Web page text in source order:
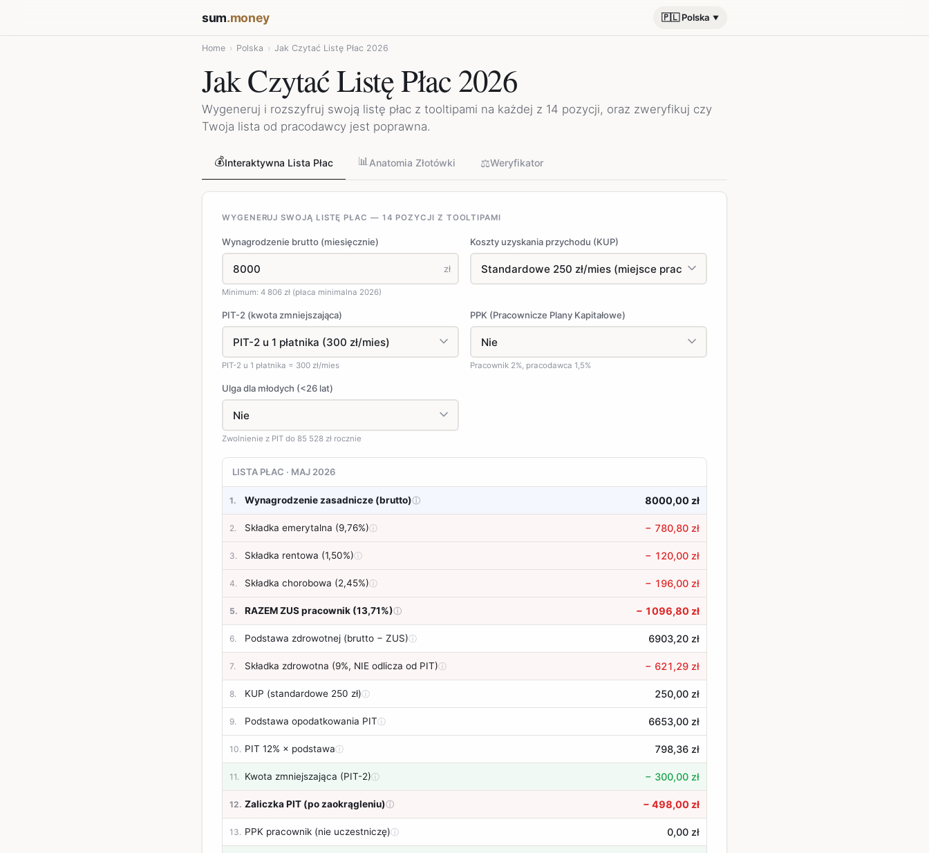
sum.money 🇵🇱 Polska
Home › Polska › Jak Czytać Listę Płac 2026
Jak Czytać Listę Płac 2026
Wygeneruj i rozszyfruj swoją listę płac z tooltipami na każdej z 14 pozycji, oraz zweryfikuj czy
Twoja lista od pracodawcy jest poprawna.
💰Interaktywna Lista Płac 📊Anatomia Złotówki ⚖️Weryfikator
WYGENERUJ SWOJĄ LISTĘ PŁAC — 14 POZYCJI Z TOOLTIPAMI
Wynagrodzenie brutto (miesięcznie)
zł
Minimum: 4 806 zł (płaca minimalna 2026)
Koszty uzyskania przychodu (KUP)
PIT-2 (kwota zmniejszająca)
PIT-2 u 1 płatnika = 300 zł/mies
PPK (Pracownicze Plany Kapitałowe)
Pracownik 2%, pracodawca 1,5%
Ulga dla młodych (<26 lat)
Zwolnienie z PIT do 85 528 zł rocznie
LISTA PŁAC · MAJ 2026
1. Wynagrodzenie zasadnicze (brutto)ⓘ 8000,00 zł
2. Składka emerytalna (9,76%)ⓘ − 780,80 zł
3. Składka rentowa (1,50%)ⓘ − 120,00 zł
4. Składka chorobowa (2,45%)ⓘ − 196,00 zł
5. RAZEM ZUS pracownik (13,71%)ⓘ − 1096,80 zł
6. Podstawa zdrowotnej (brutto − ZUS)ⓘ 6903,20 zł
7. Składka zdrowotna (9%, NIE odlicza od PIT)ⓘ − 621,29 zł
8. KUP (standardowe 250 zł)ⓘ 250,00 zł
9. Podstawa opodatkowania PITⓘ 6653,00 zł
10. PIT 12% × podstawaⓘ 798,36 zł
11. Kwota zmniejszająca (PIT-2)ⓘ − 300,00 zł
12. Zaliczka PIT (po zaokrągleniu)ⓘ − 498,00 zł
13. PPK pracownik (nie uczestniczę)ⓘ 0,00 zł